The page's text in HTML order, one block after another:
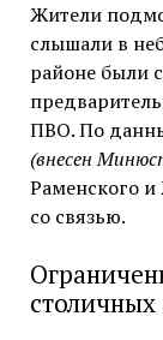
Жители
слышали в
районе были
ПВО. По
(внесен
Раменского
со связью.
столичных